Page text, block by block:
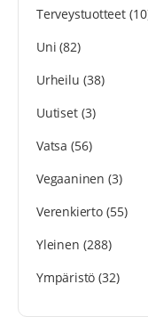
Terveystuotteet
Uni (82)
Urheilu (38)
Uutiset(3)
Vatsa (56)
Vegaaninen (3)
Verenkierto(55)
Yleinen (288)
Ympäristö (32)